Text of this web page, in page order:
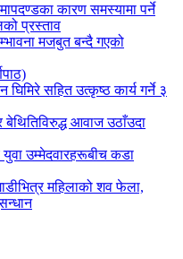
कारण समस्यामा पर्ने
प्रस्ताव
मजबुत बन्दै गएको
घिमिरे सहित उत्कृष्ठ कार्य गर्ने ३
बेथितिविरुद्ध आवाज उठाँउदा
युवा उम्मेदवारहरूबीच कडा
महिलाको शव फेला,